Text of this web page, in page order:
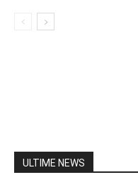
ULTIME NEWS